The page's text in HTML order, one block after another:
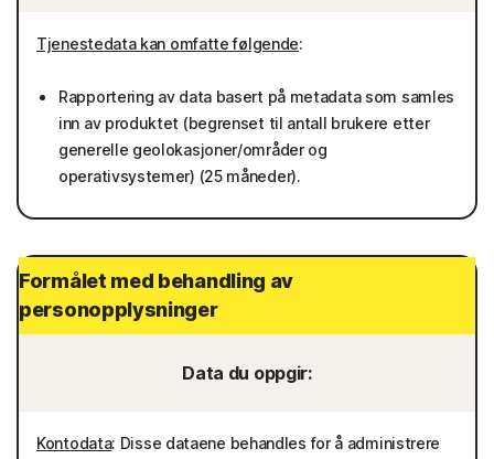
Tjenestedata kan omfatte følgende:
Rapportering av data basert på metadata som samles
inn av produktet (begrenset til antall brukere etter
generelle geolokasjoner/områder og
operativsystemer) (25 måneder).
Formålet med behandling av
personopplysninger
Data du oppgir:
Kontodata: Disse dataene behandles for å administrere